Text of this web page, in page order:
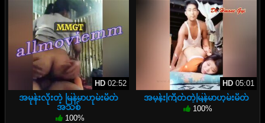
HD02:52
အမုန်းလိုးတဲ့ မြန်မာဟုမ်းမိတ်
အသစ်
100%
HD05:01
အမုန်းကြိတ်တဲ့မြန်မာဟုမ်းမိတ်
100%